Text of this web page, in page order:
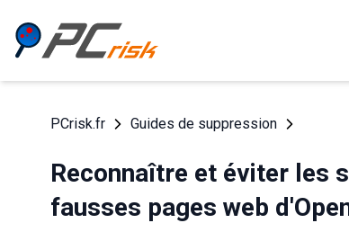
PCrisk.fr Guides de suppression
Reconnaître et éviter les
fausses pages web